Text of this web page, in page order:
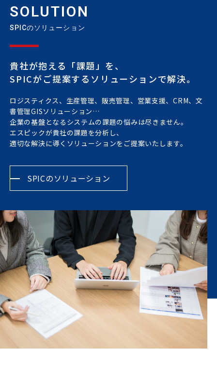
SOLUTION
SPICのソリューション
貴社が抱える「課題」を、
SPICがご提案するソリューションで解決。
ロジスティクス、生産管理、販売管理、営業支援、CRM、文
書管理GISソリューション…
企業の基盤となるシステムの課題の悩みは尽きません。
エスピックが貴社の課題を分析し、
適切な解決に導くソリューションをご提案いたします。
SPICのソリューション